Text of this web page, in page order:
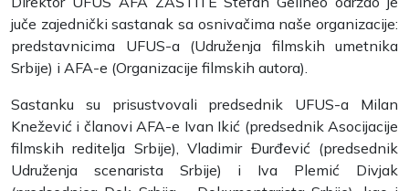
juče zajednički sastanak sa osnivačima naše organizacije:
predstavnicima UFUS-a (Udruženja filmskih umetnika
Srbije) i AFA-e (Organizacije filmskih autora).
Sastanku su prisustvovali predsednik UFUS-a Milan
Knežević i članovi AFA-e Ivan Ikić (predsednik Asocijacije
filmskih reditelja Srbije), Vladimir Đurđević (predsednik
Udruženja scenarista Srbije) i Iva Plemić Divjak